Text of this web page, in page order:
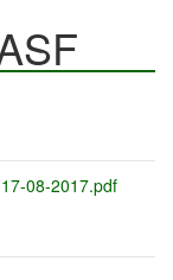
08-2017.pdf